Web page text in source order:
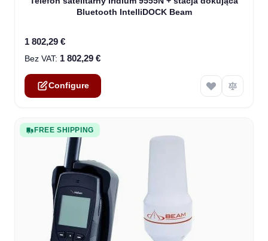
Bluetooth IntelliDOCK Beam
1 802,29 €
1 802,29 €
Configure
FREE SHIPPING